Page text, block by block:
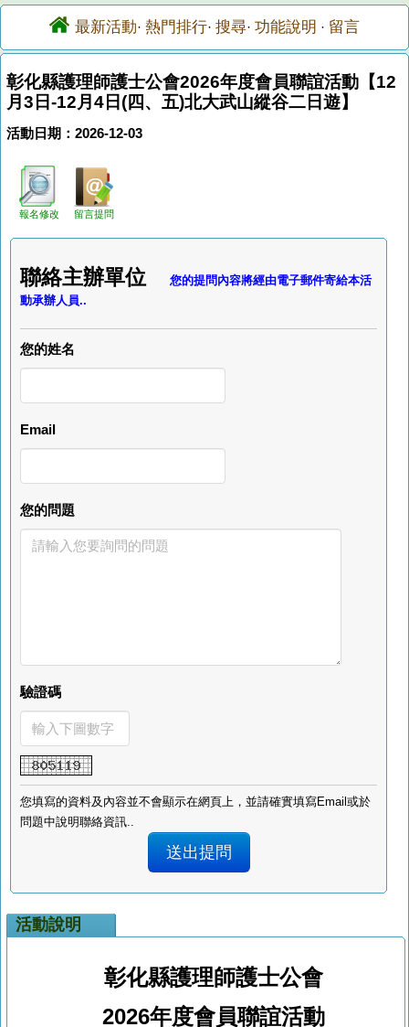
最新活動· 熱門排行· 搜尋· 功能說明 · 留言
彰化縣護理師護士公會2026年度會員聯誼活動【12
月3日-12月4日(四、五)北大武山縱谷二日遊】
活動日期：2026-12-03
報名修改 留言提問
聯絡主辦單位您的提問內容將經由電子郵件寄給本活
動承辦人員..
您的姓名
Email
您的問題
驗證碼
您填寫的資料及內容並不會顯示在網頁上，並請確實填寫Email或於
問題中說明聯絡資訊..
活動說明
彰化縣護理師護士公會
2026年度會員聯誼活動